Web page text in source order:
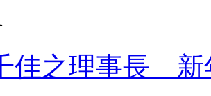
佳之理事長 新